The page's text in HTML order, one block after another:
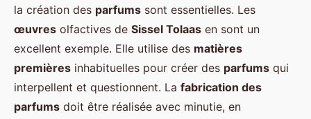
la création des parfums sont essentielles. Les
œuvres olfactives de Sissel Tolaas en sont un
excellent exemple. Elle utilise des matières
premières inhabituelles pour créer des parfums qui
interpellent et questionnent. La fabrication des
parfums doit être réalisée avec minutie, en